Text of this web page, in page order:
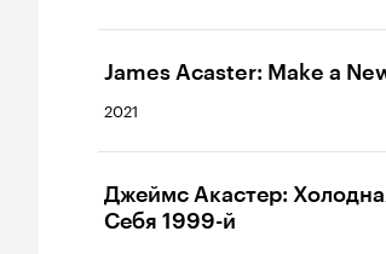
James Acaster: Make a
2021
Джеймс Акастер:
Себя 1999-й